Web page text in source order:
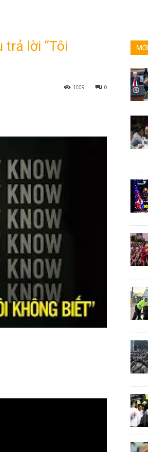
trả lời “Tôi
0
1009